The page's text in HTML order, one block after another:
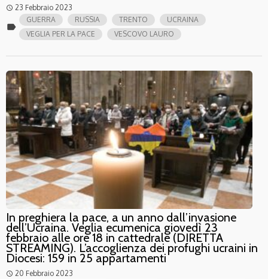
access_time 23 Febbraio 2023
label
GUERRA RUSSIA TRENTO
UCRAINA
VEGLIA PER LA PACE
VESCOVO LAURO
In preghiera la pace, a un anno dall’invasione
dell’Ucraina. Veglia ecumenica giovedì 23
febbraio alle ore 18 in cattedrale (DIRETTA
STREAMING). L’accoglienza dei profughi ucraini in
Diocesi: 159 in 25 appartamenti
access_time 20 Febbraio 2023